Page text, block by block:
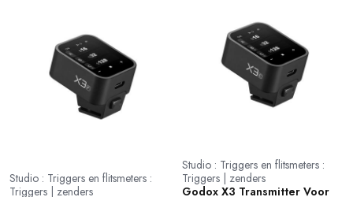
Studio : Triggers en flitsmeters :
Triggers | zenders
Studio : Triggers en flitsmeters :
Triggers | zenders
Godox X3 Transmitter Voor